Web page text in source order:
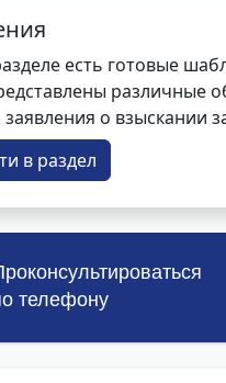
есть готовые
различные
заявления о взыскании
в раздел